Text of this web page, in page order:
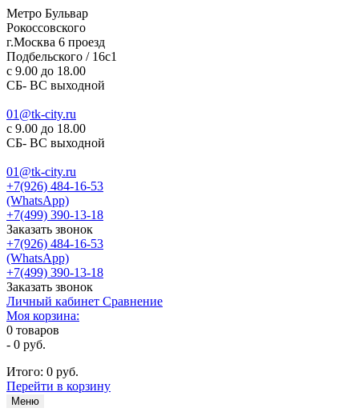
Метро Бульвар
Рокоссовского
г.Москва 6 проезд
Подбельского / 16с1
c 9.00 до 18.00
СБ- ВС выходной
01@tk-city.ru
c 9.00 до 18.00
СБ- ВС выходной
01@tk-city.ru
+7(926) 484-16-53
(WhatsApp)
+7(499) 390-13-18
Заказать звонок
+7(926) 484-16-53
(WhatsApp)
+7(499) 390-13-18
Заказать звонок
Личный кабинет Сравнение
Моя корзина:
0 товаров
- 0 руб.
Итого: 0 руб.
Перейти в корзину
Меню